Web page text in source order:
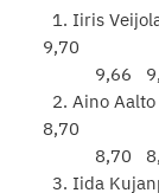
1. Iiris
9,70
9,66
2. Aino
8,70
8,70
3. Iida